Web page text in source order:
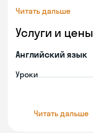
Читать дальше
Услуги и цены
Английский язык
Уроки
Читать дальше